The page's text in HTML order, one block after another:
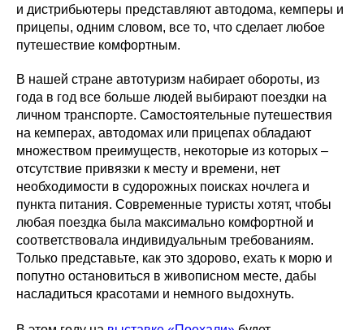
и дистрибьютеры представляют автодома, кемперы и
прицепы, одним словом, все то, что сделает любое
путешествие комфортным.
В нашей стране автотуризм набирает обороты, из
года в год все больше людей выбирают поездки на
личном транспорте. Самостоятельные путешествия
на кемперах, автодомах или прицепах обладают
множеством преимуществ, некоторые из которых –
отсутствие привязки к месту и времени, нет
необходимости в судорожных поисках ночлега и
пункта питания. Современные туристы хотят, чтобы
любая поездка была максимально комфортной и
соответствовала индивидуальным требованиям.
Только представьте, как это здорово, ехать к морю и
попутно остановиться в живописном месте, дабы
насладиться красотами и немного выдохнуть.